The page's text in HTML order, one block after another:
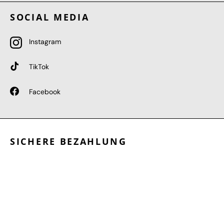
SOCIAL MEDIA
Instagram
TikTok
Facebook
SICHERE BEZAHLUNG